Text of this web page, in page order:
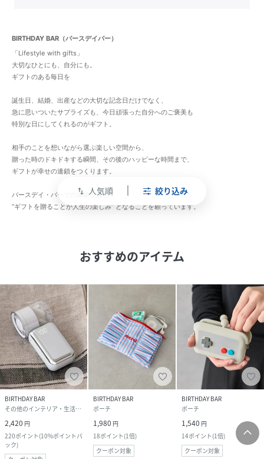
swap_vert 人気順 絞り込み
BIRTHDAY BAR（バースデイバー）
「Lifestyle with gifts」
大切なひとにも、自分にも。
ギフトのある毎日を
誕生日、結婚、出産などの大切な記念日だけでなく、
急に思いついたサプライズも、今日頑張った自分へのご褒美も
特別な日にしてくれるのがギフト。
相手のことを想いながら選ぶ楽しい空間から、
贈った時のドキドキする瞬間、その後のハッピーな時間まで、
ギフトが幸せの連鎖をつくります。
バースデイ・バーでの体験を通じて
“ギフトを贈ることが人生の楽しみ” となることを願っています。
おすすめのアイテム
BIRTHDAY BAR
その他のインテリア・生活雑貨
2,420 円
220ポイント(10%ポイントバ
ック)
BIRTHDAY BAR
ポーチ
1,980 円
18ポイント(1倍)
クーポン対象
BIRTHDAY BAR
ポーチ
1,540 円
14ポイント(1倍)
クーポン対象